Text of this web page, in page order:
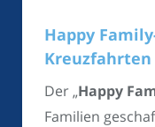
Happy
Kreuzfahrten
Der „Happy
Familien